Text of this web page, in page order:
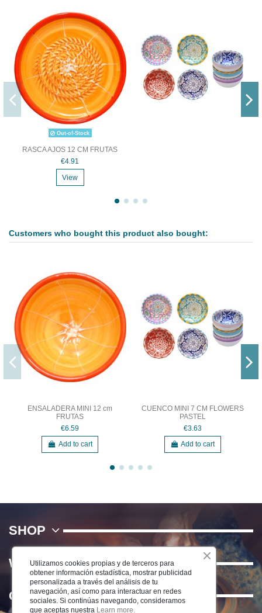
Out-of-Stock
RASCA AJOS 12 CM FRUTAS
€4.91
View
Customers who bought this product also bought:
ENSALADERA MINI 12 cm
FRUTAS
€6.59
Add to cart
CUENCO MINI 7 CM FLOWERS
PASTEL
€3.63
Add to cart
SHOP
WE
Contact us
Utilizamos cookies propias y de terceros para
obtener información estadística, mostrar publicidad
personalizada a través del análisis de tu
navegación, así como para interactuar en redes
sociales. Si continúas navegando, consideramos
que aceptas nuestra Learn more.